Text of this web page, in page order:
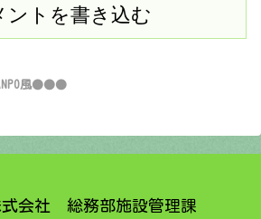
ントを書き込む
風●●●
式会社 総務部施設管理課